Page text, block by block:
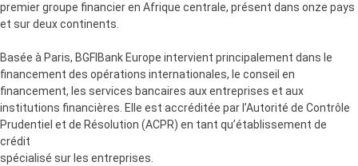
premier groupe financier en Afrique centrale, présent dans onze pays
et sur deux continents.
Basée à Paris, BGFIBank Europe intervient principalement dans le
financement des opérations internationales, le conseil en
financement, les services bancaires aux entreprises et aux
institutions financières. Elle est accréditée par l’Autorité de Contrôle
Prudentiel et de Résolution (ACPR) en tant qu’établissement de
crédit
spécialisé sur les entreprises.